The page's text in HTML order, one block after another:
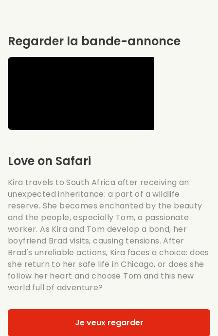
Love on Safari
Kira travels to South Africa after receiving an
unexpected inheritance: a part of a wildlife
reserve. She becomes enchanted by the beauty
and the people, especially Tom, a passionate
worker. As Kira and Tom develop a bond, her
boyfriend Brad visits, causing tensions. After
Brad's unreliable actions, Kira faces a choice: does
she return to her safe life in Chicago, or does she
follow her heart and choose Tom and this new
world full of adventure?
Je veux regarder
Regarder la bande-annonce